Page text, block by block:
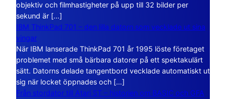
objektiv och filmhastigheter på upp till 32 bilder per
sekund är […]
IBM ThinkPad 701 – den lilla datorn som vecklade ut sina
vingar
När IBM lanserade ThinkPad 701 år 1995 löste företaget
problemet med små bärbara datorer på ett spektakulärt
sätt. Datorns delade tangentbord vecklade automatiskt ut
sig när locket öppnades och […]
Från stordator till Atari ST – historien om BASIC och GFA